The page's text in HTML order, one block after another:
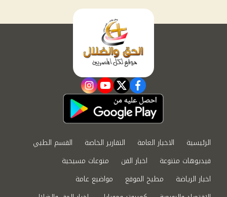
facebook
twitter
youtube
instagram
الرئيسية الاخبار العامة التقارير الخاصة
القسم الطبي
فيديوهات متنوعة
اخبار الفن
منوعات مسيحية
اخبار الرياضة
مطبخ الموقع
مواضيع عامة